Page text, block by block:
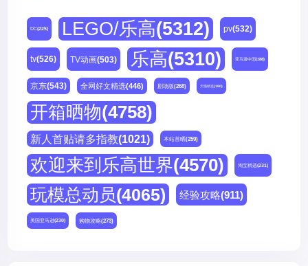
DC(225) LEGO/乐高(5312) pv(532)
tv(526) TV动画(503) 乐高(5310) 亚马逊中国(188)
京东(543) 全网好文精选(446) 剧场版(268) 天猫精选(180)
开箱晒物(4758)
新人首贴请多指教(1021) 本站首晒(259)
欢迎来到乐高世界(4570) 淘宝精选(231)
玩模总动员(4065) 经验攻略(911)
美国亚马逊(230) 购物攻略(273)